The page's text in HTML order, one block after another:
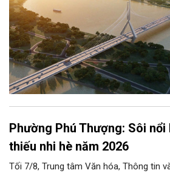
Phường Phú Thượng: Sôi
thiếu nhi hè năm 2026
Tối 7/8, Trung tâm Văn hóa, Thông tin